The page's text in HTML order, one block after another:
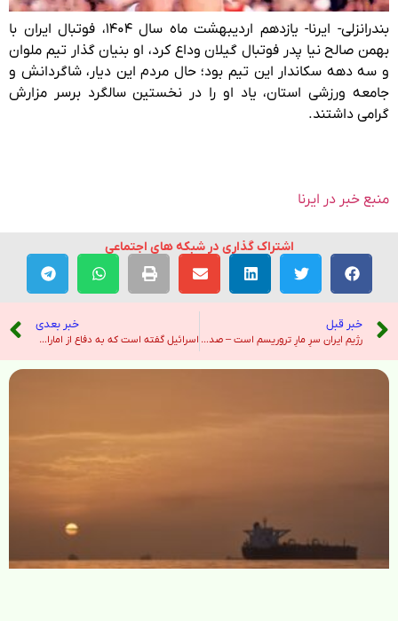
بندرانزلی- ایرنا- یازدهم اردیبهشت ماه سال ۱۴۰۴، فوتبال ایران با
بهمن صالح نیا پدر فوتبال گیلان وداع کرد، او بنیان گذار تیم ملوان
و سه دهه سکاندار این تیم بود؛ حال مردم این دیار، شاگردانش و
جامعه ورزشی استان، یاد او را در نخستین سالگرد برسر مزارش
گرامی داشتند.‌
منبع خبر در ایرنا
اشتراک گذاری در شبکه های اجتماعی
خبر قبل
رژیم ایران سرِ مارِ تروریسم است – صدای آمریکا
خبر بعدی
اسرائیل گفته است که به دفاع از امارات در جنگ ایران با گنبد آهنین کمک کرده است – نیویورک تایمز